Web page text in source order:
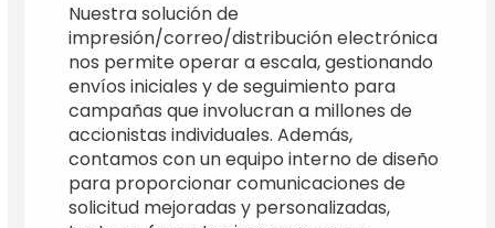
Nuestra solución de
impresión/correo/distribución electrónica
nos permite operar a escala, gestionando
envíos iniciales y de seguimiento para
campañas que involucran a millones de
accionistas individuales. Además,
contamos con un equipo interno de diseño
para proporcionar comunicaciones de
solicitud mejoradas y personalizadas,